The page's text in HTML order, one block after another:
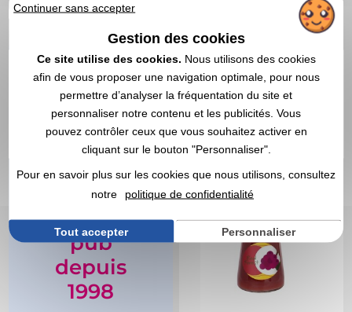
DEVIS EXPRESS DEVIS EXPRESS
Vegea,
spécialiste
de l'objet
pub
depuis
1998
Réf. 01456V0214506
Smoothie rouge forêt
Continuer sans accepter
Gestion des cookies
Ce site utilise des cookies. Nous utilisons des cookies
afin de vous proposer une navigation optimale, pour nous
permettre d’analyser la fréquentation du site et
personnaliser notre contenu et les publicités. Vous
pouvez contrôler ceux que vous souhaitez activer en
cliquant sur le bouton "Personnaliser".
Pour en savoir plus sur les cookies que nous utilisons, consultez
notre
politique de confidentialité
Tout accepter Personnaliser